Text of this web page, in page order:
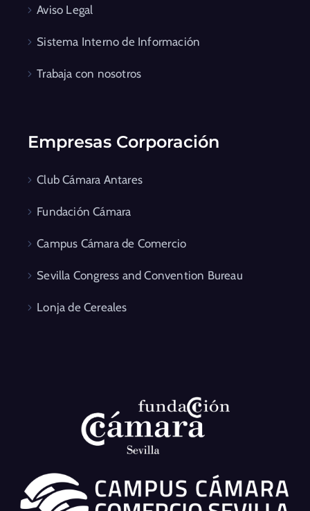
Aviso Legal
Sistema Interno de Información
Trabaja con nosotros
Empresas Corporación
Club Cámara Antares
Fundación Cámara
Campus Cámara de Comercio
Sevilla Congress and Convention Bureau
Lonja de Cereales